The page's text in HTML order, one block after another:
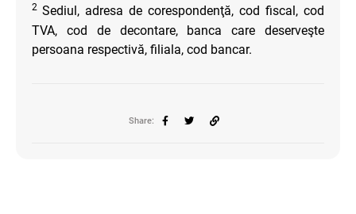
2 Sediul, adresa de corespondenţă, cod fiscal, cod
TVA, cod de decontare, banca care deserveşte
persoana respectivă, filiala, cod bancar.
Share: